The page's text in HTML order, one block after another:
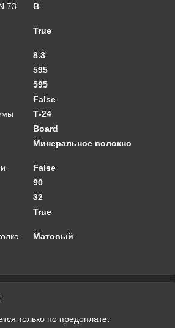
73
В
True
8.3
595
595
False
Т-24
Board
Минеральное волокно
False
90
32
True
Матовый
только по предоплате.